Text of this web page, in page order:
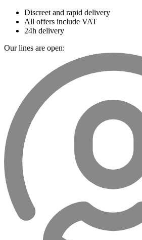
Discreet and rapid delivery
All offers include VAT
24h delivery
Our lines are open: